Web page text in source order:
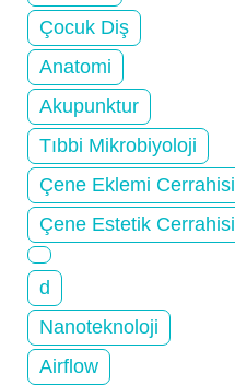
Çocuk Diş
Anatomi
Akupunktur
Tıbbi Mikrobiyoloji
Çene Eklemi Cerrahisi
Çene Estetik Cerrahisi
d
Nanoteknoloji
Airflow